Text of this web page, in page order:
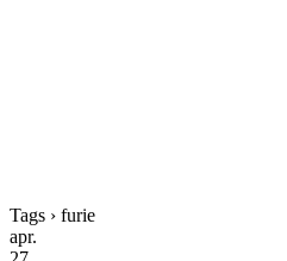
Tags › furie
apr.